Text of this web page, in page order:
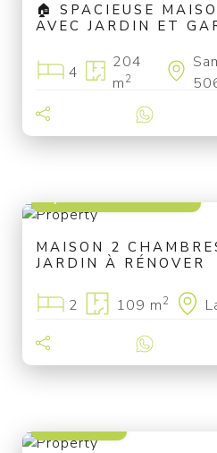
🏠 SPACIEUSE
AVEC JARDIN ET
4
204
m2
MAISON 2
JARDIN À RÉNOVER
2 109 m2